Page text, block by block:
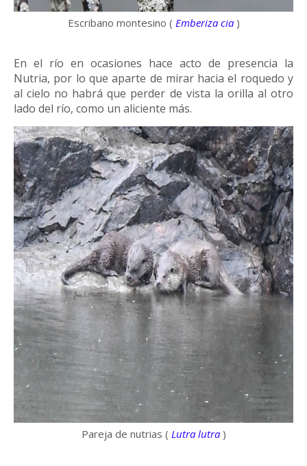
Escribano montesino ( Emberiza cia)
En el río en ocasiones hace acto de presencia la
Nutria, por lo que aparte de mirar hacia el roquedo y
al cielo no habrá que perder de vista la orilla al otro
lado del río, como un aliciente más.
Pareja de nutrias ( Lutra lutra)